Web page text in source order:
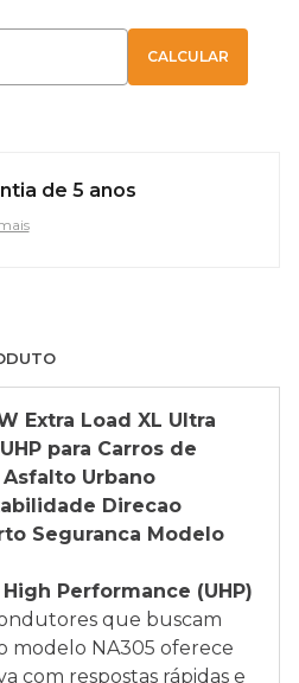
de 5 anos
Extra Load XL Ultra
para Carros de
Urbano
Direcao
Seguranca Modelo
Performance (UHP)
que buscam
modelo NA305 oferece
com respostas rápidas e